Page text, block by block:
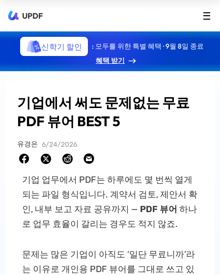
UPDF
신학기 할인
: 모두를 위한 특별 혜택 · 9월 8일 종료
혜택 받기
기업에서 써도 문제없는 무료
PDF 뷰어 BEST 5
유경은 6/24/2026
기업 업무에서 PDF는 하루에도 몇 번씩 열게
되는 파일 형식입니다. 계약서 검토, 제안서 확
인, 내부 보고 자료 공유까지 — PDF 뷰어 하나
로 업무 효율이 갈리는 경우도 적지 않죠.
문제는 많은 기업이 아직도 ‘일단 무료니까’라
는 이유로 개인용 PDF 뷰어를 그대로 쓰고 있